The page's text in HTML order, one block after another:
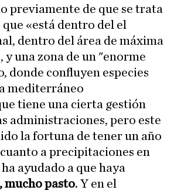
previamente de que se trata
«está dentro del el
dentro del área de máxima
y una zona de un "enorme
donde confluyen especies
mediterráneo
tiene una cierta gestión
administraciones, pero este
la fortuna de tener un año
a precipitaciones en
ayudado a que haya
mucho pasto. Y en el